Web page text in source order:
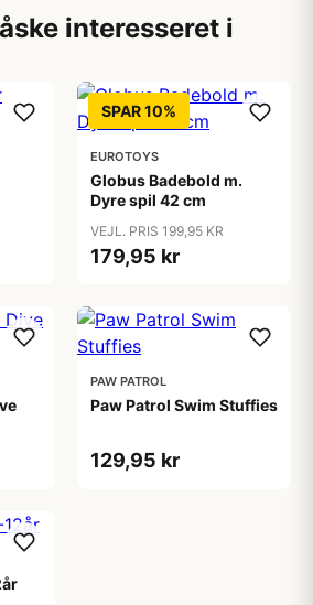
interesseret i
SPAR 10%
EUROTOYS
Globus Badebold m.
Dyre spil 42 cm
VEJL. PRIS 199,95 KR
179,95 kr
PAW PATROL
Paw Patrol Swim Stuffies
129,95 kr